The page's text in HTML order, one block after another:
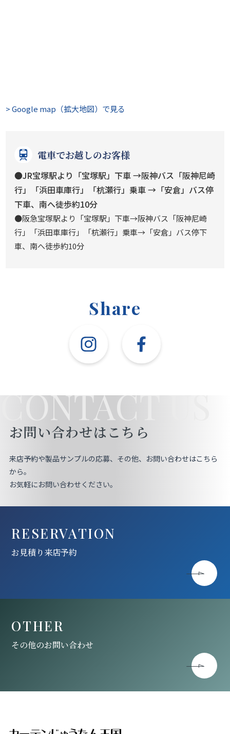
> Google map（拡大地図）で見る
電車でお越しのお客様
●JR宝塚駅より「宝塚駅」下車 →阪神バス「阪神尼崎
行」「浜田車庫行」「杭瀬行」乗車 →「安倉」バス停
下車、南へ徒歩約10分
●阪急宝塚駅より「宝塚駅」下車→阪神バス「阪神尼崎
行」「浜田車庫行」「杭瀬行」乗車→「安倉」バス停下
車、南へ徒歩約10分
Share
CONTACT US
お問い合わせはこちら
来店予約や製品サンプルの応募、その他、お問い合わせはこちら
から。
お気軽にお問い合わせください。
RESERVATION
お見積り来店予約
OTHER
その他のお問い合わせ